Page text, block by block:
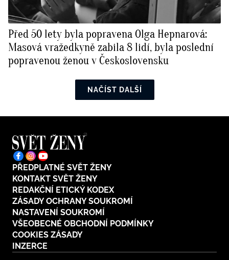
Před 50 lety byla popravena Olga Hepnarová:
Masová vražedkyně zabila 8 lidí, byla poslední
popravenou ženou v Československu
NAČÍST DALŠÍ
PŘEDPLATNÉ SVĚT ŽENY
KONTAKT SVĚT ŽENY
REDAKČNÍ ETICKÝ KODEX
ZÁSADY OCHRANY SOUKROMÍ
NASTAVENÍ SOUKROMÍ
VŠEOBECNÉ OBCHODNÍ PODMÍNKY
COOKIES ZÁSADY
INZERCE